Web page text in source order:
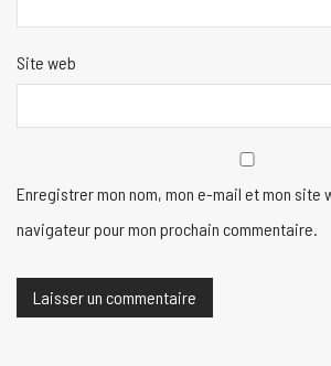
Site web
Enregistrer mon nom, mon e-mail et mon site
navigateur pour mon prochain commentaire.